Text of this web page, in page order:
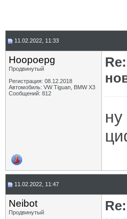
11.02.2022, 11:33
Hoopoepg
Продвинутый
Регистрация: 08.12.2018
Автомобиль: VW Tiguan, BMW X3
Сообщений: 812
11.02.2022, 11:47
Neibot
Продвинутый